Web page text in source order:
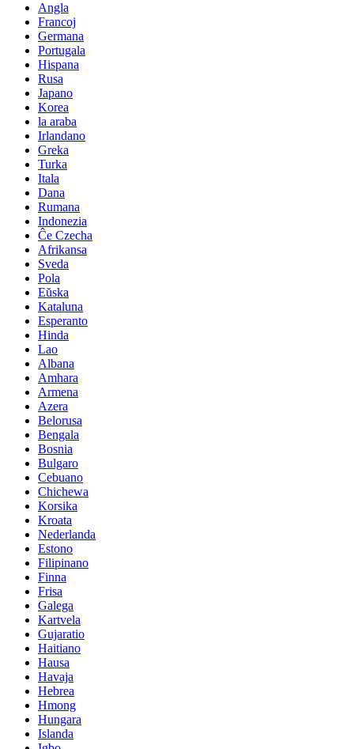
Angla
Francoj
Germana
Portugala
Hispana
Rusa
Japano
Korea
la araba
Irlandano
Greka
Turka
Itala
Dana
Rumana
Indonezia
Ĉe Czecha
Afrikansa
Sveda
Pola
Eŭska
Kataluna
Esperanto
Hinda
Lao
Albana
Amhara
Armena
Azera
Belorusa
Bengala
Bosnia
Bulgaro
Cebuano
Chichewa
Korsika
Kroata
Nederlanda
Estono
Filipinano
Finna
Frisa
Galega
Kartvela
Gujaratio
Haitiano
Hausa
Havaja
Hebrea
Hmong
Hungara
Islanda